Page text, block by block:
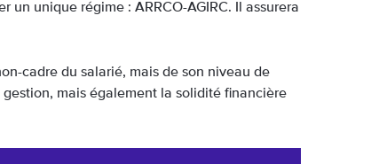
unique régime : ARRCO-AGIRC. Il assurera
cadre du salarié, mais de son niveau de
mais également la solidité financière